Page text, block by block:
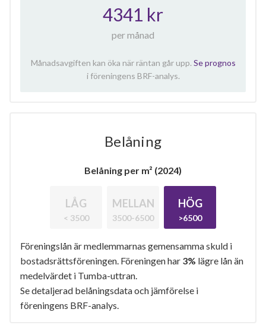
4341 kr
per månad
Månadsavgiften kan öka när räntan går upp. Se prognos
i föreningens BRF-analys.
Belåning
Belåning per m² (2024)
LÅG
< 3500
MELLAN
3500-6500
HÖG
>6500
Föreningslån är medlemmarnas gemensamma skuld i
bostadsrättsföreningen. Föreningen har 3% lägre lån än
medelvärdet i Tumba-uttran.
Se detaljerad belåningsdata och jämförelse i
föreningens BRF-analys.